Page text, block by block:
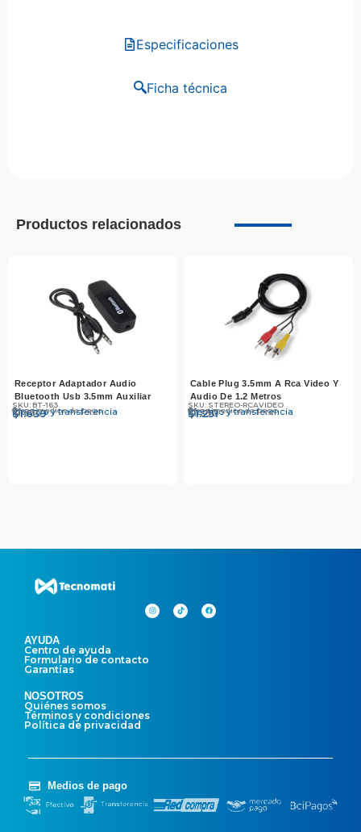
Especificaciones
Ficha técnica
Productos relacionados
Receptor Adaptador Audio
Bluetooth Usb 3.5mm Auxiliar
SKU: BT-163
$1.639
Efectivo y transferencia
$1.690
Otros medios de pago
Cable Plug 3.5mm A Rca Video Y
Audio De 1.2 Metros
SKU: STEREO-RCAVIDEO
$1.251
Efectivo y transferencia
$1.290
Otros medios de pago
AYUDA
Centro de ayuda
Formulario de contacto
Garantías
NOSOTROS
Quiénes somos
Términos y condiciones
Política de privacidad
Medios de pago